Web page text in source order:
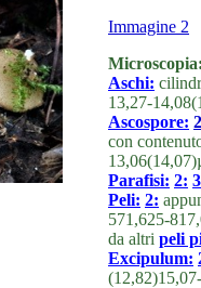
Immagine 2
Aschi:
13,27-
Ascospore:
con
Parafisi: 2:
Peli: 2:
571,625-
da altri peli
Excipulum: